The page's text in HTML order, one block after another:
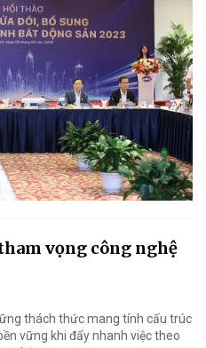
vọng công nghệ
thách thức mang tính cấu trúc
vững khi đẩy nhanh việc theo